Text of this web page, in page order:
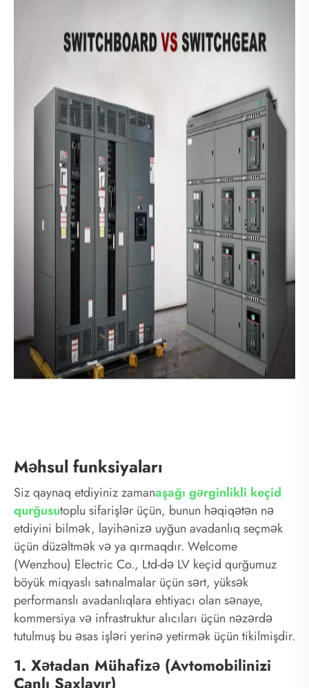
Məhsul funksiyaları
Siz qaynaq etdiyiniz zamanaşağı gərginlikli keçid
qurğusutoplu sifarişlər üçün, bunun həqiqətən nə
etdiyini bilmək, layihənizə uyğun avadanlıq seçmək
üçün düzəltmək və ya qırmaqdır. Welcome
(Wenzhou) Electric Co., Ltd-də LV keçid qurğumuz
böyük miqyaslı satınalmalar üçün sərt, yüksək
performanslı avadanlıqlara ehtiyacı olan sənaye,
kommersiya və infrastruktur alıcıları üçün nəzərdə
tutulmuş bu əsas işləri yerinə yetirmək üçün tikilmişdir.
1. Xətadan Mühafizə (Avtomobilinizi
Canlı Saxlayır)